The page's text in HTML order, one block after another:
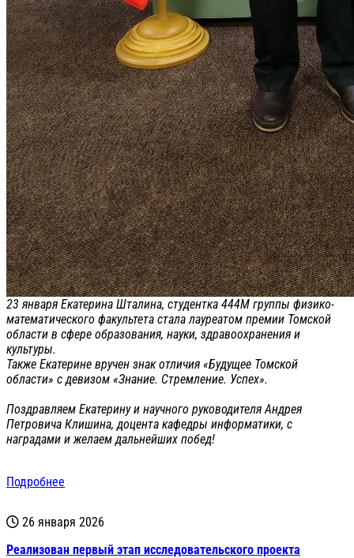
23 января Екатерина Шталина, студентка 444М группы физико-
математического факультета стала лауреатом премии Томской
области в сфере образования, науки, здравоохранения и
культуры.
Также Екатерине вручен знак отличия «Будущее Томской
области» с девизом «Знание. Стремление. Успех».
Поздравляем Екатерину и научного руководителя Андрея
Петровича Клишина, доцента кафедры информатики, с
наградами и желаем дальнейших побед!
Подробнее
26 января 2026
Реализован первый этап исследовательского проекта